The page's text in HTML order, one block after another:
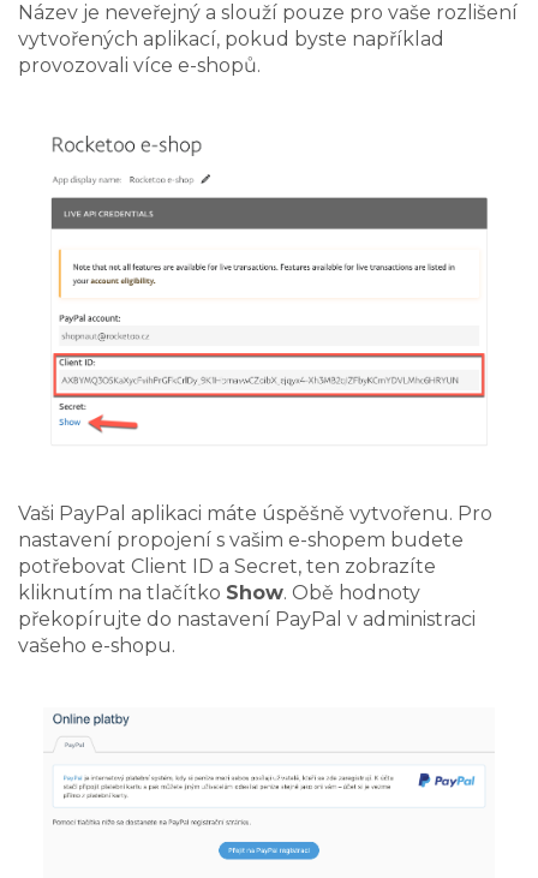
Název je neveřejný a slouží pouze pro vaše rozlišení
vytvořených aplikací, pokud byste například
provozovali více e-shopů.
Vaši PayPal aplikaci máte úspěšně vytvořenu. Pro
nastavení propojení s vašim e-shopem budete
potřebovat Client ID a Secret, ten zobrazíte
kliknutím na tlačítko Show. Obě hodnoty
překopírujte do nastavení PayPal v administraci
vašeho e-shopu.